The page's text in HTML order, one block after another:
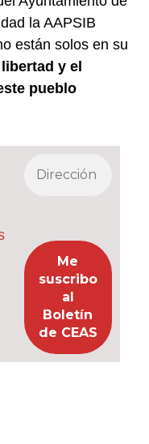
la AAPSIB
están solos en su
libertad y el
pueblo